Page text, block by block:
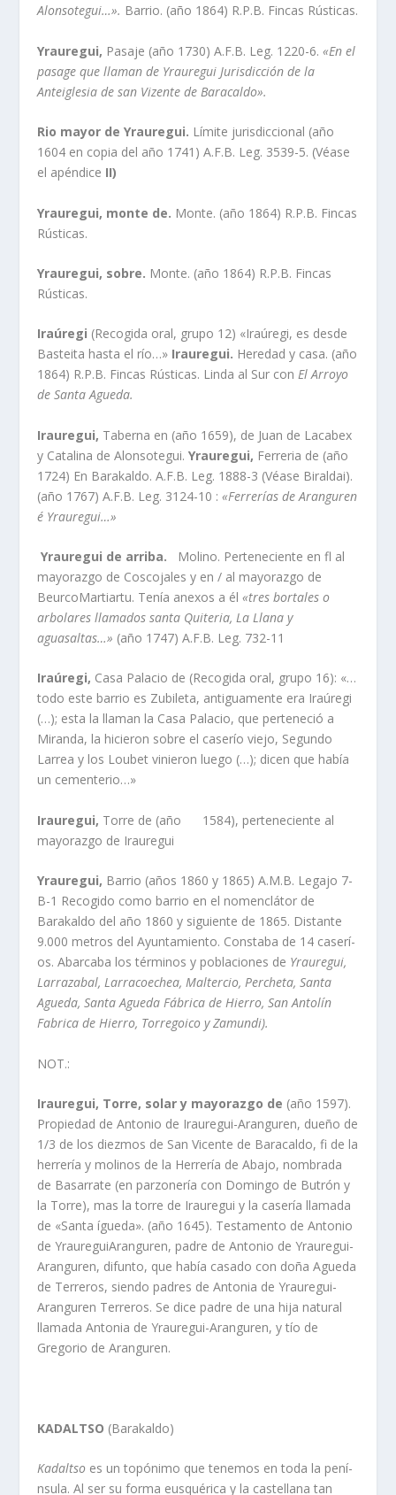
Alonsotegui…». Barrio. (año 1864) R.P.B. Fincas Rústicas.
Yrauregui, Pasaje (año 1730) A.F.B. Leg. 1220-6.«En el
pasage que llaman de Yrauregui Jurisdicción de la
Anteiglesia de san Vizente de Baracaldo».
Rio mayor de Yrauregui. Lí­mite jurisdiccional (año
1604 en copia del año 1741) A.F.B. Leg. 3539-5. (Véase
el apéndice II)
Yrauregui, monte de. Monte. (año 1864) R.P.B. Fincas
Rústicas.
Yrauregui, sobre. Monte. (año 1864) R.P.B. Fincas
Rústicas.
Iraúregi (Recogida oral, grupo 12) «Iraúregi, es desde
Basteita hasta el rí­o…» Irauregui. Heredad y casa. (año
1864) R.P.B. Fincas Rústicas. Linda al Sur conEl Arroyo
de Santa Agueda.
Irauregui, Taberna en (año 1659), de Juan de Lacabex
y Catalina de Alonsotegui.Yrauregui, Ferreria de (año
1724) En Barakaldo. A.F.B. Leg. 1888-3 (Véase Biraldai).
(año 1767) A.F.B. Leg. 3124-10 :«Ferrerí­as de Aranguren
é Yrauregui…»
Yrauregui de arriba. Molino. Perteneciente en fl al
mayorazgo de Coscojales y en / al mayorazgo de
Beurco­Martiartu. Tení­a anexos a él«tres bortales o
arbolares llamados santa Quiteria, La Llana y
aguasaltas…» (año 1747) A.F.B. Leg. 732-11
Iraúregi, Casa Palacio de (Recogida oral, grupo 16): «…
todo este barrio es Zubileta, antiguamente era Iraúregi
(…); esta la llaman la Casa Palacio, que perteneció a
Miranda, la hicieron sobre el caserí­o viejo, Segundo
Larrea y los Loubet vinieron luego (…); dicen que habí­a
un cementerio…»
Irauregui, Torre de (año 1584), perteneciente al
mayorazgo de Irauregui
Yrauregui, Barrio (años 1860 y 1865) A.M.B. Legajo 7-
B-1 Recogido como barrio en el nomenclátor de
Barakaldo del año 1860 y siguiente de 1865. Distante
9.000 metros del Ayuntamiento. Constaba de 14 caserí­
os. Abarcaba los términos y poblaciones de Yrauregui,
Larrazabal,Larracoechea, Maltercio, Percheta, Santa
Agueda, Santa Agueda Fábrica de Hierro, San Antolí­n
Fabrica de Hierro, Torregoico y Zamundi).
NOT.:
Irauregui, Torre, solar y mayorazgo de (año 1597).
Propiedad de Antonio de Irauregui-Aranguren, dueño de
1/3 de los diezmos de San Vicente de Baracaldo, fi de la
herrerí­a y molinos de la Herrerí­a de Abajo, nombrada
de Basarrate (en parzonerí­a con Domingo de Butrón y
la Torre), mas la torre de Irauregui y la caserí­a llamada
de «Santa ígueda». (año 1645). Testamento de Antonio
de Yrauregui­Aranguren, padre de Antonio de Yrauregui­
Aranguren, difunto, que habí­a casado con doña Agueda
de Terreros, siendo padres de Antonia de Yrauregui-
Aranguren Terreros. Se dice padre de una hija natural
llamada Antonia de Yrauregui-Aranguren, y tí­o de
Gregorio de Aranguren.
KADALTSO (Barakaldo)
Kadaltso es un topónimo que tenemos en toda la pení­
nsula. Al ser su forma eusquérica y la castellana tan